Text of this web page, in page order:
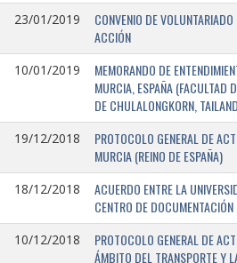
23/01/2019
CONVENIO DE
ACCIÓN
10/01/2019
MEMORANDO DE
MURCIA, ESPAÑA (FACULTAD
DE CHULALONGKORN,
19/12/2018
PROTOCOLO GENERAL DE
MURCIA (REINO DE ESPAÑA)
18/12/2018
ACUERDO ENTRE LA
CENTRO DE
10/12/2018
PROTOCOLO GENERAL DE
ÁMBITO DEL TRANSPORTE Y